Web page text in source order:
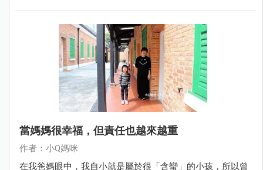
當媽媽很幸福，但責任也越來越重
作者：小Q媽咪
在我爸媽眼中，我自小就是屬於很「含蠻」的小孩，所以曾